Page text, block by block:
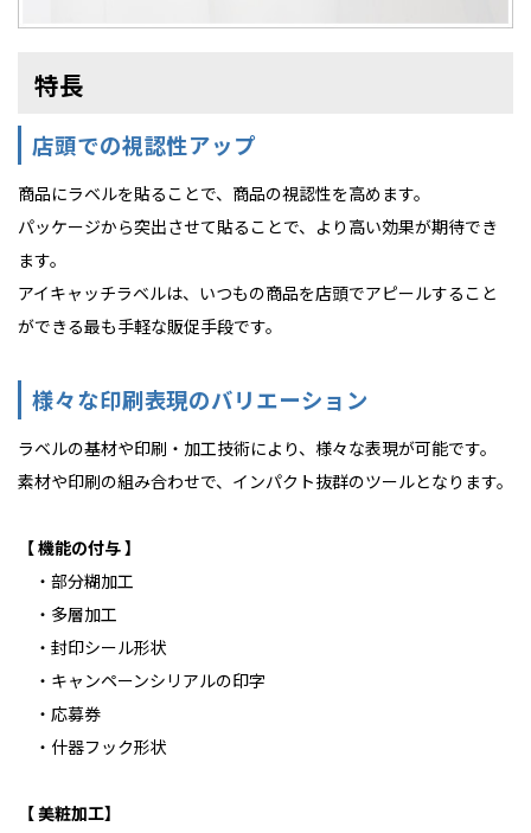
特長
店頭での視認性アップ
商品にラベルを貼ることで、商品の視認性を高めます。
パッケージから突出させて貼ることで、より高い効果が期待でき
ます。
アイキャッチラベルは、いつもの商品を店頭でアピールすること
ができる最も手軽な販促手段です。
様々な印刷表現のバリエーション
ラベルの基材や印刷・加工技術により、様々な表現が可能です。
素材や印刷の組み合わせで、インパクト抜群のツールとなります。
【 機能の付与 】
・部分糊加工
・多層加工
・封印シール形状
・キャンペーンシリアルの印字
・応募券
・什器フック形状
【 美粧加工】